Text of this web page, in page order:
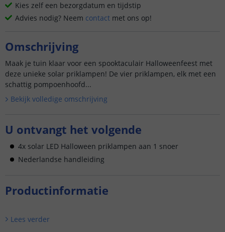
Kies zelf een bezorgdatum en tijdstip
Advies nodig? Neem contact met ons op!
Omschrijving
Maak je tuin klaar voor een spooktaculair Halloweenfeest met
deze unieke solar priklampen! De vier priklampen, elk met een
schattig pompoenhoofd...
Bekijk volledige omschrijving
U ontvangt het volgende
4x solar LED Halloween priklampen aan 1 snoer
Nederlandse handleiding
Productinformatie
Lees verder